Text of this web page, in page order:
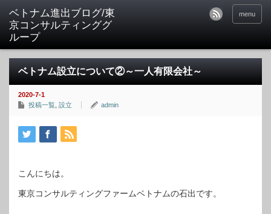
ベトナム進出ブログ/東
京コンサルティンググ
ループ
menu
ベトナム設立について②～一人有限会社～
2020-7-1
投稿一覧 設立 admin
こんにちは。
東京コンサルティングファームベトナムの石出です。